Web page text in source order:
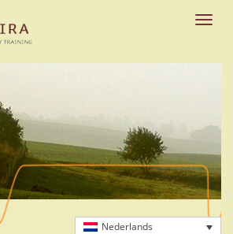
Toggle
Nederlands